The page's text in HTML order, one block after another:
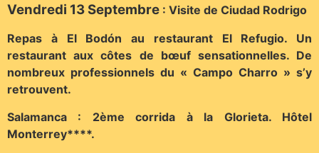
Vendredi 13 Septembre : Visite de Ciudad Rodrigo
Repas à El Bodón au restaurant El Refugio. Un
restaurant aux côtes de bœuf sensationnelles. De
nombreux professionnels du « Campo Charro » s’y
retrouvent.
Salamanca : 2ème corrida à la Glorieta. Hôtel
Monterrey****.